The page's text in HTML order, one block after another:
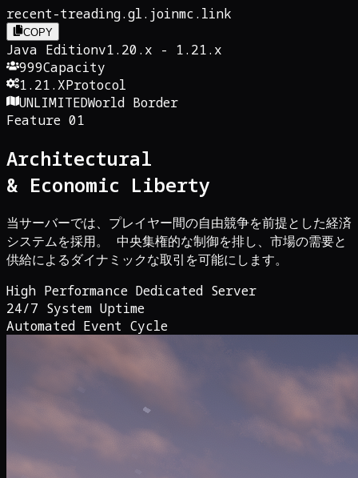
recent-treading.gl.joinmc.link
COPY
Java Editionv1.20.x - 1.21.x
999Capacity
1.21.XProtocol
UNLIMITEDWorld Border
Feature 01
Architectural
& Economic Liberty
当サーバーでは、プレイヤー間の自由競争を前提とした経済
システムを採用。 中央集権的な制御を排し、市場の需要と
供給によるダイナミックな取引を可能にします。
High Performance Dedicated Server
24/7 System Uptime
Automated Event Cycle